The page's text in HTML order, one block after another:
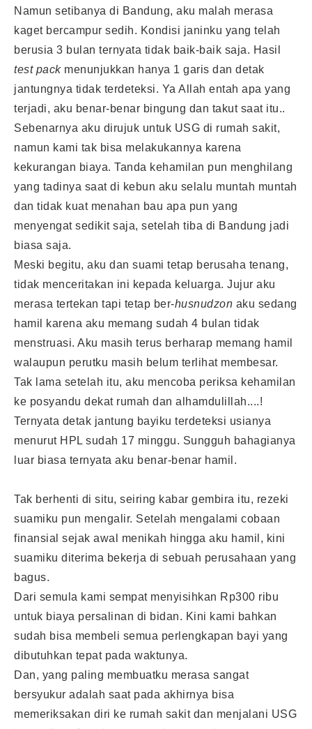
Namun setibanya di Bandung, aku malah merasa
kaget bercampur sedih. Kondisi janinku yang telah
berusia 3 bulan ternyata tidak baik-baik saja. Hasil
test packmenunjukkan hanya 1 garis dan detak
jantungnya tidak terdeteksi. Ya Allah entah apa yang
terjadi, aku benar-benar bingung dan takut saat itu..
Sebenarnya aku dirujuk untuk USG di rumah sakit,
namun kami tak bisa melakukannya karena
kekurangan biaya. Tanda kehamilan pun menghilang
yang tadinya saat di kebun aku selalu muntah muntah
dan tidak kuat menahan bau apa pun yang
menyengat sedikit saja, setelah tiba di Bandung jadi
biasa saja.
Meski begitu, aku dan suami tetap berusaha tenang,
tidak menceritakan ini kepada keluarga. Jujur aku
merasa tertekan tapi tetap ber-husnudzon aku sedang
hamil karena aku memang sudah 4 bulan tidak
menstruasi. Aku masih terus berharap memang hamil
walaupun perutku masih belum terlihat membesar.
Tak lama setelah itu, aku mencoba periksa kehamilan
ke posyandu dekat rumah dan alhamdulillah....!
Ternyata detak jantung bayiku terdeteksi usianya
menurut HPL sudah 17 minggu. Sungguh bahagianya
luar biasa ternyata aku benar-benar hamil.
Tak berhenti di situ, seiring kabar gembira itu, rezeki
suamiku pun mengalir. Setelah mengalami cobaan
finansial sejak awal menikah hingga aku hamil, kini
suamiku diterima bekerja di sebuah perusahaan yang
bagus.
Dari semula kami sempat menyisihkan Rp300 ribu
untuk biaya persalinan di bidan. Kini kami bahkan
sudah bisa membeli semua perlengkapan bayi yang
dibutuhkan tepat pada waktunya.
Dan, yang paling membuatku merasa sangat
bersyukur adalah saat pada akhirnya bisa
memeriksakan diri ke rumah sakit dan menjalani USG